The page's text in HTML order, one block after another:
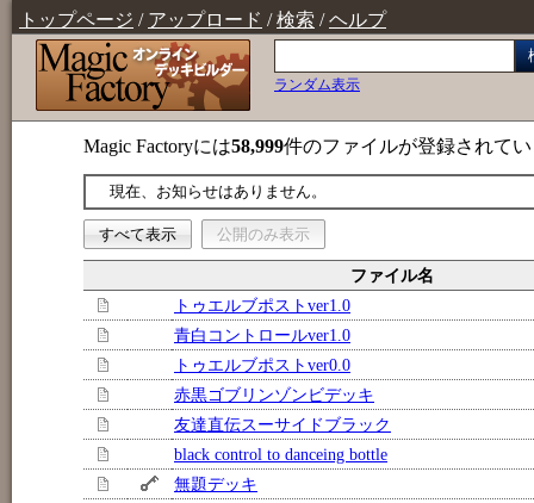
トップページ / アップロード /検索 /ヘルプ
ランダム表示
Magic Factoryには58,999件のファイルが登録されて
現在、お知らせはありません。
すべて表示 公開のみ表示
ファイル名
トゥエルブポストver1.0
青白コントロールver1.0
トゥエルブポストver0.0
赤黒ゴブリンゾンビデッキ
友達直伝スーサイドブラック
black control to danceing bottle
無題デッキ